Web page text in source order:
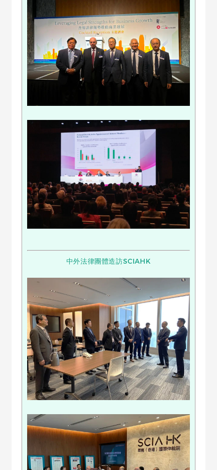
中外法律團體造訪SCIAHK